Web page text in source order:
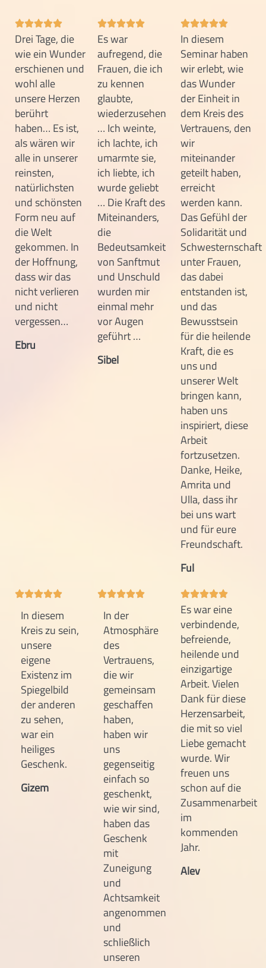
Drei Tage, die
wie ein Wunder
erschienen und
wohl alle
unsere Herzen
berührt
haben… Es ist,
als wären wir
alle in unserer
reinsten,
natürlichsten
und schönsten
Form neu auf
die Welt
gekommen. In
der Hoffnung,
dass wir das
nicht verlieren
und nicht
vergessen…
Ebru
Es war
aufregend, die
Frauen, die ich
zu kennen
glaubte,
wiederzusehen
… Ich weinte,
ich lachte, ich
umarmte sie,
ich liebte, ich
wurde geliebt
… Die Kraft des
Miteinanders,
die
Bedeutsamkeit
von Sanftmut
und Unschuld
wurden mir
einmal mehr
vor Augen
geführt …
Sibel
In diesem
Seminar haben
wir erlebt, wie
das Wunder
der Einheit in
dem Kreis des
Vertrauens, den
wir
miteinander
geteilt haben,
erreicht
werden kann.
Das Gefühl der
Solidarität und
Schwesternschaft
unter Frauen,
das dabei
entstanden ist,
und das
Bewusstsein
für die heilende
Kraft, die es
uns und
unserer Welt
bringen kann,
haben uns
inspiriert, diese
Arbeit
fortzusetzen.
Danke, Heike,
Amrita und
Ulla, dass ihr
bei uns wart
und für eure
Freundschaft.
Ful
In diesem
Kreis zu sein,
unsere
eigene
Existenz im
Spiegelbild
der anderen
zu sehen,
war ein
heiliges
Geschenk.
Gizem
In der
Atmosphäre
des
Vertrauens,
die wir
gemeinsam
geschaffen
haben,
haben wir
uns
gegenseitig
einfach so
geschenkt,
wie wir sind,
haben das
Geschenk
mit
Zuneigung
und
Achtsamkeit
angenommen
und
schließlich
unseren
Es war eine
verbindende,
befreiende,
heilende und
einzigartige
Arbeit. Vielen
Dank für diese
Herzensarbeit,
die mit so viel
Liebe gemacht
wurde. Wir
freuen uns
schon auf die
Zusammenarbeit
im
kommenden
Jahr.
Alev